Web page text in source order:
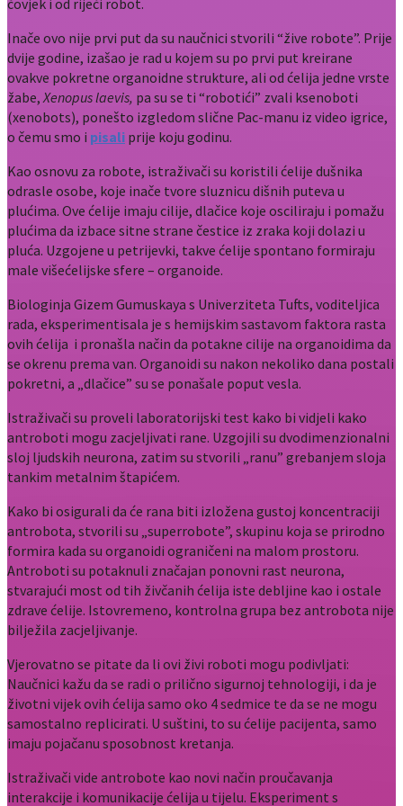
čovjek i od riječi robot.
Inače ovo nije prvi put da su naučnici stvorili “žive robote”. Prije
dvije godine, izašao je rad u kojem su po prvi put kreirane
ovakve pokretne organoidne strukture, ali od ćelija jedne vrste
žabe,Xenopus laevis, pa su se ti “robotići” zvali ksenoboti
(xenobots), ponešto izgledom slične Pac-manu iz video igrice,
o čemu smo i pisali prije koju godinu.
Kao osnovu za robote, istraživači su koristili ćelije dušnika
odrasle osobe, koje inače tvore sluznicu dišnih puteva u
plućima. Ove ćelije imaju cilije, dlačice koje osciliraju i pomažu
plućima da izbace sitne strane čestice iz zraka koji dolazi u
pluća. Uzgojene u petrijevki, takve ćelije spontano formiraju
male višećelijske sfere – organoide.
Biologinja Gizem Gumuskaya s Univerziteta Tufts, voditeljica
rada, eksperimentisala je s hemijskim sastavom faktora rasta
ovih ćelija i pronašla način da potakne cilije na organoidima da
se okrenu prema van. Organoidi su nakon nekoliko dana postali
pokretni, a „dlačice” su se ponašale poput vesla.
Istraživači su proveli laboratorijski test kako bi vidjeli kako
antroboti mogu zacjeljivati rane. Uzgojili su dvodimenzionalni
sloj ljudskih neurona, zatim su stvorili „ranu” grebanjem sloja
tankim metalnim štapićem.
Kako bi osigurali da će rana biti izložena gustoj koncentraciji
antrobota, stvorili su „superrobote”, skupinu koja se prirodno
formira kada su organoidi ograničeni na malom prostoru.
Antroboti su potaknuli značajan ponovni rast neurona,
stvarajući most od tih živčanih ćelija iste debljine kao i ostale
zdrave ćelije. Istovremeno, kontrolna grupa bez antrobota nije
bilježila zacjeljivanje.
Vjerovatno se pitate da li ovi živi roboti mogu podivljati:
Naučnici kažu da se radi o prilično sigurnoj tehnologiji, i da je
životni vijek ovih ćelija samo oko 4 sedmice te da se ne mogu
samostalno replicirati. U suštini, to su ćelije pacijenta, samo
imaju pojačanu sposobnost kretanja.
Istraživači vide antrobote kao novi način proučavanja
interakcije i komunikacije ćelija u tijelu. Eksperiment s